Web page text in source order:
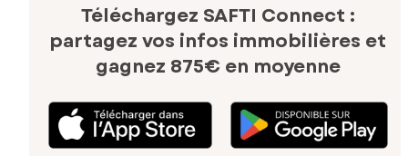
Téléchargez SAFTI Connect :
partagez vos infos immobilières et
gagnez 875€ en moyenne